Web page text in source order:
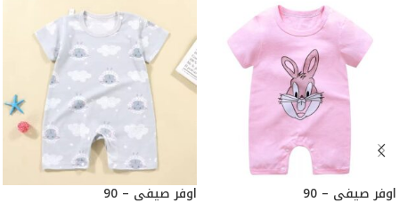
اوفر صيفي – 90
اوفر صيفي – 90